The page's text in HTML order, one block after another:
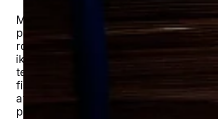
Møl kan være et irriterende problem i
private hjem og mindre erhverv, især
ro i skabe, loftrum eller opbevaring,
ikke kigger så ofte. Nogle arter går
tekstiler som uld og tæpper, mens
findes omkring tørvarer, og derfor er
at få afklaret, hvad der er på spil, før
problemet vokser.